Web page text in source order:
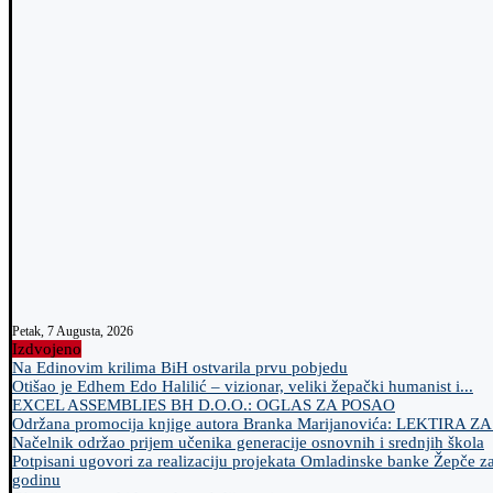
Petak, 7 Augusta, 2026
Izdvojeno
Na Edinovim krilima BiH ostvarila prvu pobjedu
Otišao je Edhem Edo Halilić – vizionar, veliki žepački humanist i...
EXCEL ASSEMBLIES BH D.O.O.: OGLAS ZA POSAO
Održana promocija knjige autora Branka Marijanovića: LEKTIRA
Načelnik održao prijem učenika generacije osnovnih i srednjih škola
Potpisani ugovori za realizaciju projekata Omladinske banke Žepče
godinu